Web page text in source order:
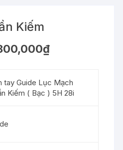
Kiếm
₫Khoảng
1,800,000₫
tay Guide Lục Mạch
Kiếm ( Bạc ) 5H 28i